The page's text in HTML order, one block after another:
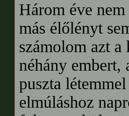
Három éve
más élőlényt
számolom azt a
néhány embert,
puszta
elmúláshoz